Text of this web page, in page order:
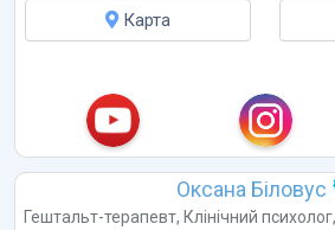
Карта
Оксана Біловус
Гештальт-терапевт, Клінічний психолог,